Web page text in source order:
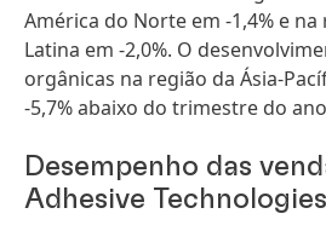
América do Norte em -1,4% e
Latina em -2,0%. O
orgânicas na região da Ásia-
-5,7% abaixo do trimestre do
Desempenho das
Adhesive Technologies